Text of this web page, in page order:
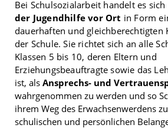
Bei Schulsozialarbeit handelt es
der Jugendhilfe vor Ort in Form
dauerhaften und gleichberechtigten
der Schule. Sie richtet sich an alle
Klassen 5 bis 10, deren Eltern und
Erziehungsbeauftragte sowie das
ist, als Ansprechs- und
wahrgenommen zu werden und so
ihrem Weg des Erwachsenwerdens
schulischen und persönlichen